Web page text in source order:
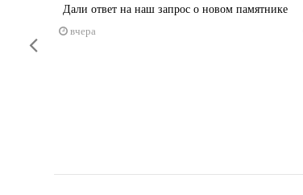
Дали ответ на наш запрос о новом памятнике
вчера